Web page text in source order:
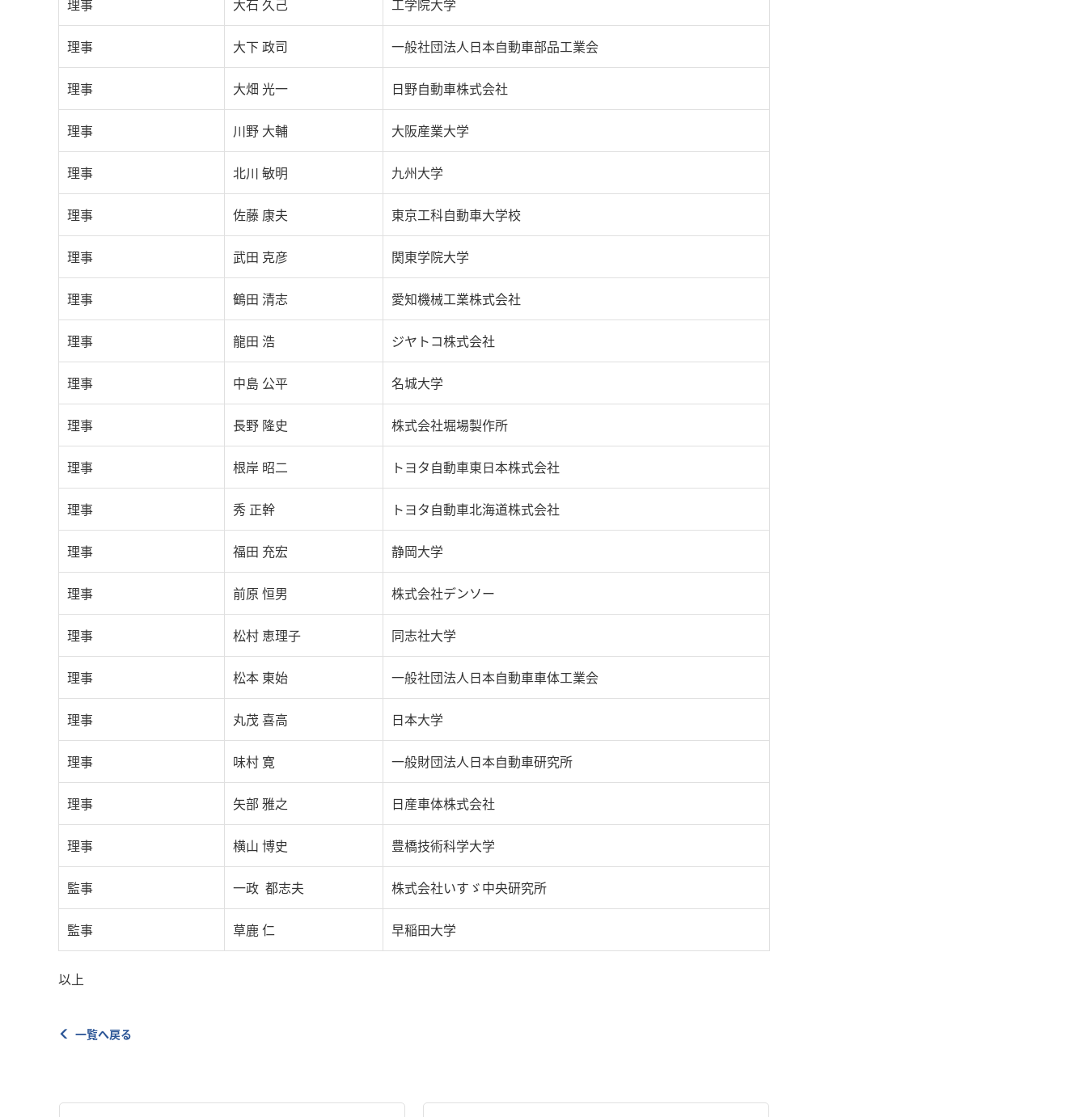
理事 大石 久己 工学院大学
理事 大下 政司 一般社団法人日本自動車部品工業会
理事 大畑 光一 日野自動車株式会社
理事 川野 大輔 大阪産業大学
理事 北川 敏明 九州大学
理事 佐藤 康夫 東京工科自動車大学校
理事 武田 克彦 関東学院大学
理事 鶴田 清志 愛知機械工業株式会社
理事 龍田 浩 ジヤトコ株式会社
理事 中島 公平 名城大学
理事 長野 隆史 株式会社堀場製作所
理事 根岸 昭二 トヨタ自動車東日本株式会社
理事 秀 正幹 トヨタ自動車北海道株式会社
理事 福田 充宏 静岡大学
理事 前原 恒男 株式会社デンソー
理事 松村 恵理子 同志社大学
理事 松本 東始 一般社団法人日本自動車車体工業会
理事 丸茂 喜高 日本大学
理事 味村 寛 一般財団法人日本自動車研究所
理事 矢部 雅之 日産車体株式会社
理事 横山 博史 豊橋技術科学大学
監事 一政 都志夫 株式会社いすゞ中央研究所
監事 草鹿 仁 早稲田大学
以上
一覧へ戻る